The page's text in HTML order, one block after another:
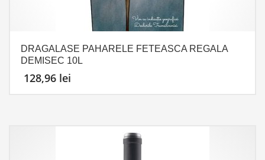
DRAGALASE PAHARELE FETEASCA REGALA
DEMISEC 10L
128,96 lei